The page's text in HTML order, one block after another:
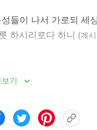
들이 나서 가로되 세
하시리로다 하니 (계
가 들으니 보좌에서
께 계셔서(계시록 21:2~3)
기